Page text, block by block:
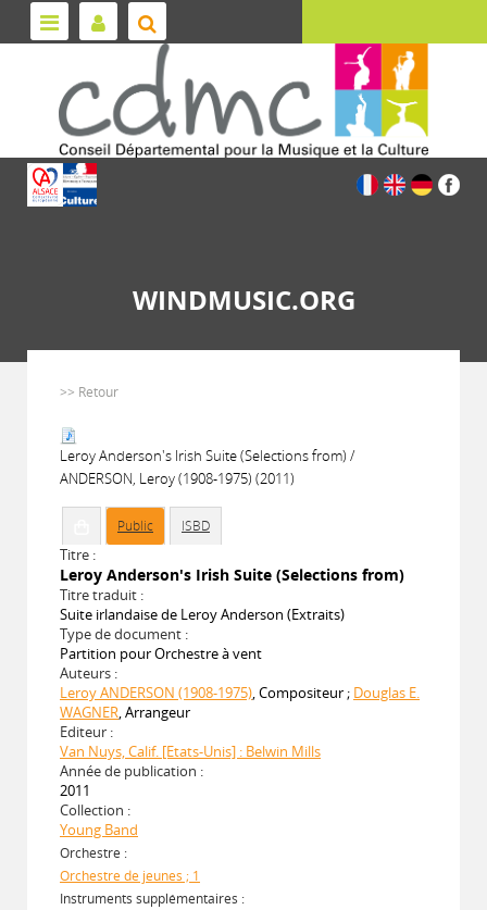
WINDMUSIC.ORG
>> Retour
Leroy Anderson's Irish Suite (Selections from) /
ANDERSON, Leroy (1908-1975) (2011)
Public ISBD
Titre :
Leroy Anderson's Irish Suite (Selections from)
Titre traduit :
Suite irlandaise de Leroy Anderson (Extraits)
Type de document :
Partition pour Orchestre à vent
Auteurs :
Leroy ANDERSON (1908-1975), Compositeur ; Douglas E.
WAGNER, Arrangeur
Editeur :
Van Nuys, Calif. [Etats-Unis] : Belwin Mills
Année de publication :
2011
Collection :
Young Band
Orchestre :
Orchestre de jeunes ; 1
Instruments supplémentaires :